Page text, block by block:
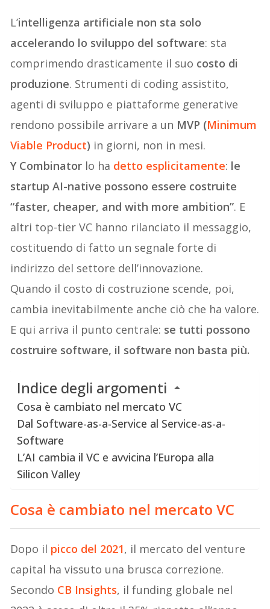
L’intelligenza artificiale non sta solo
accelerando lo sviluppo del software: sta
comprimendo drasticamente il suo costo di
produzione. Strumenti di coding assistito,
agenti di sviluppo e piattaforme generative
rendono possibile arrivare a un MVP (Minimum
Viable Product) in giorni, non in mesi.
Y Combinator lo ha detto esplicitamente: le
startup AI-native possono essere costruite
“faster, cheaper, and with more ambition”. E
altri top-tier VC hanno rilanciato il messaggio,
costituendo di fatto un segnale forte di
indirizzo del settore dell’innovazione.
Quando il costo di costruzione scende, poi,
cambia inevitabilmente anche ciò che ha valore.
E qui arriva il punto centrale: se tutti possono
costruire software, il software non basta più.
Indice degli argomenti
Cosa è cambiato nel mercato VC
Dal Software-as-a-Service al Service-as-a-
Software
L’AI cambia il VC e avvicina l’Europa alla
Silicon Valley
Cosa è cambiato nel mercato VC
Dopo il picco del 2021, il mercato del venture
capital ha vissuto una brusca correzione.
Secondo CB Insights, il funding globale nel